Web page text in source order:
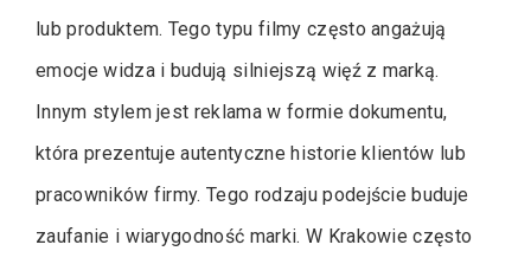
lub produktem. Tego typu filmy często angażują
emocje widza i budują silniejszą więź z marką.
Innym stylem jest reklama w formie dokumentu,
która prezentuje autentyczne historie klientów lub
pracowników firmy. Tego rodzaju podejście buduje
zaufanie i wiarygodność marki. W Krakowie często